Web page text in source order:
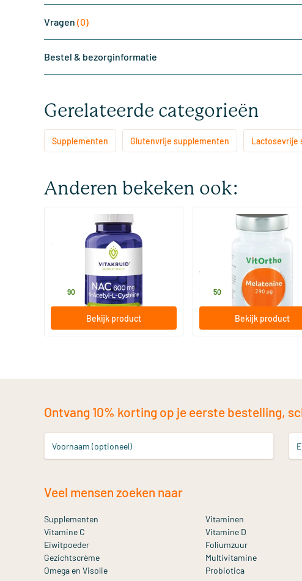
Vragen (0)
Bestel & bezorginformatie
Gerelateerde categorieën
Supplementen Glutenvrije supplementen Lactosevrije
Anderen bekeken ook:
NAC 600 mg N-Acetyl-L-
Cysteine
Vitakruid
90
Bekijk product
Melatonine 290 mcg
240 zuigtabletten
Vitortho
50
Bekijk product
Ontvang 10% korting op je eerste bestelling,
Voornaam (optioneel)
Veel mensen zoeken naar
Supplementen Vitaminen
Vitamine C
Vitamine D
Eiwitpoeder
Foliumzuur
Gezichtscrème
Multivitamine
Omega en Visolie
Probiotica